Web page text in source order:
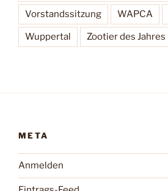
Vorstandssitzung WAPCA
Wuppertal Zootier des Jahres
META
Anmelden